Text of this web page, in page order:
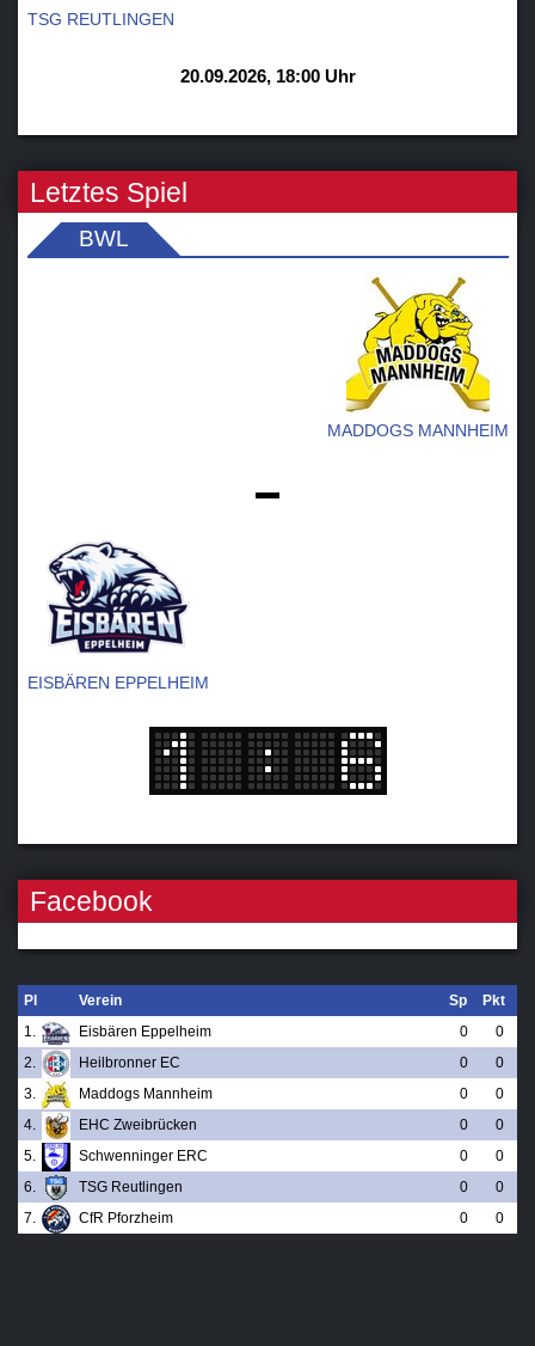
TSG REUTLINGEN
20.09.2026, 18:00 Uhr
Letztes Spiel
BWL
MADDOGS MANNHEIM
-
EISBÄREN EPPELHEIM
Facebook
Pl Verein Sp
Pkt
1.
Eisbären Eppelheim 0
0
2.
Heilbronner EC 0
0
3.
Maddogs Mannheim 0
0
4.
EHC Zweibrücken 0
0
5.
Schwenninger ERC 0
0
6.
TSG Reutlingen 0
0
7.
CfR Pforzheim 0 0